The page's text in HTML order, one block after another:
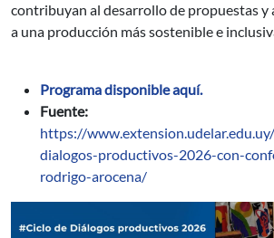
contribuyan al desarrollo de propuestas y
a una producción más sostenible e
Programa disponible aquí.
Fuente:
https://
dialogos-productivos-2026-con-
rodrigo-arocena/